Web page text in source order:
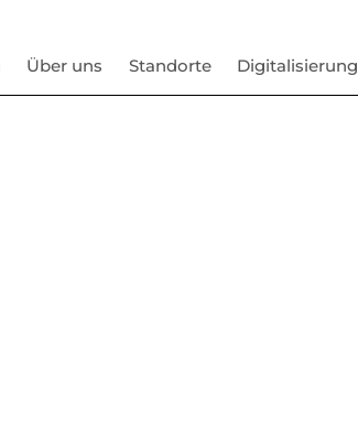
Über uns Standorte Digitalisierung